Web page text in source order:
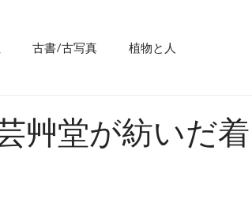
古書/古写真 植物と人
艸堂が紡いだ着